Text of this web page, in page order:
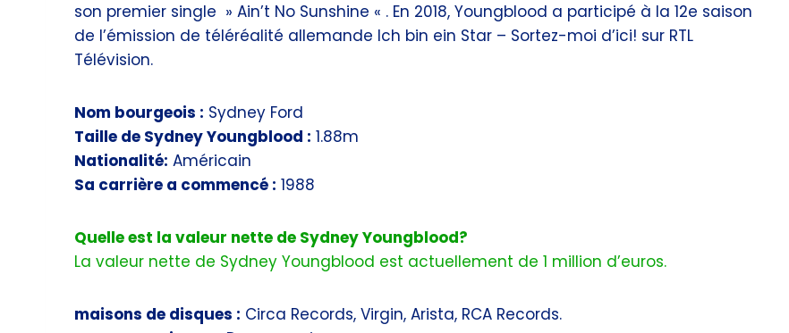
son premier single » Ain’t No Sunshine « . En 2018, Youngblood a participé à la 12e saison
de l’émission de téléréalité allemande Ich bin ein Star – Sortez-moi d’ici! sur RTL
Télévision.
Nom bourgeois : Sydney Ford
Taille de Sydney Youngblood : 1.88m
Nationalité: Américain
Sa carrière a commencé : 1988
Quelle est la valeur nette de Sydney Youngblood?
La valeur nette de Sydney Youngblood est actuellement de 1 million d’euros.
maisons de disques : Circa Records, Virgin, Arista, RCA Records.